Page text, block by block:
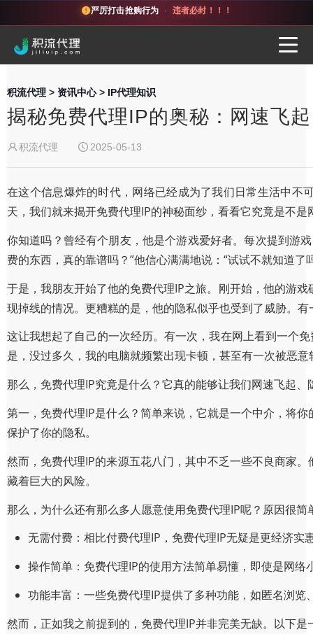
严厉打击抢购行为 · 违者必封！！！
积流代理 > 资讯中心> IP代理知识
揭秘免费代理IP的奥秘：网速飞
积流代理 2025-05-13
在这个信息爆炸的时代，网络已经成为了我们日常生活中
天，我们就来揭开免费代理IP的神秘面纱，看看它究竟是不
你知道吗？曾经有个朋友，他是个游戏爱好者。每次提到游
费的东西，真的靠谱吗？”他信心满满地说：“试试不就知道了
于是，我朋友开始了他的免费代理IP之旅。刚开始，他的游
现掉线的情况。更糟糕的是，他的隐私似乎也受到了威胁。
这让我想起了自己的一次经历。有一次，我在网上看到一个
是，没过多久，我的电脑就频繁出现卡顿，甚至有一次被恶
那么，免费代理IP究竟是什么？它真的能够让我们网速飞起
第一，免费代理IP是什么？简单来说，它就是一个中介，将
保护了你的隐私。
然而，免费代理IP的来源五花八门，其中不乏一些不良商家
藏着巨大的风险。
那么，为什么还有那么多人愿意使用免费代理IP呢？原因很
无需付费：相比付费代理IP，免费代理IP无疑是更经济
操作简单：免费代理IP的使用方法简单易懂，即使是网络
功能丰富：一些免费代理IP提供了多种功能，如匿名浏
然而，正如我之前提到的，免费代理IP并非完美无缺。以下